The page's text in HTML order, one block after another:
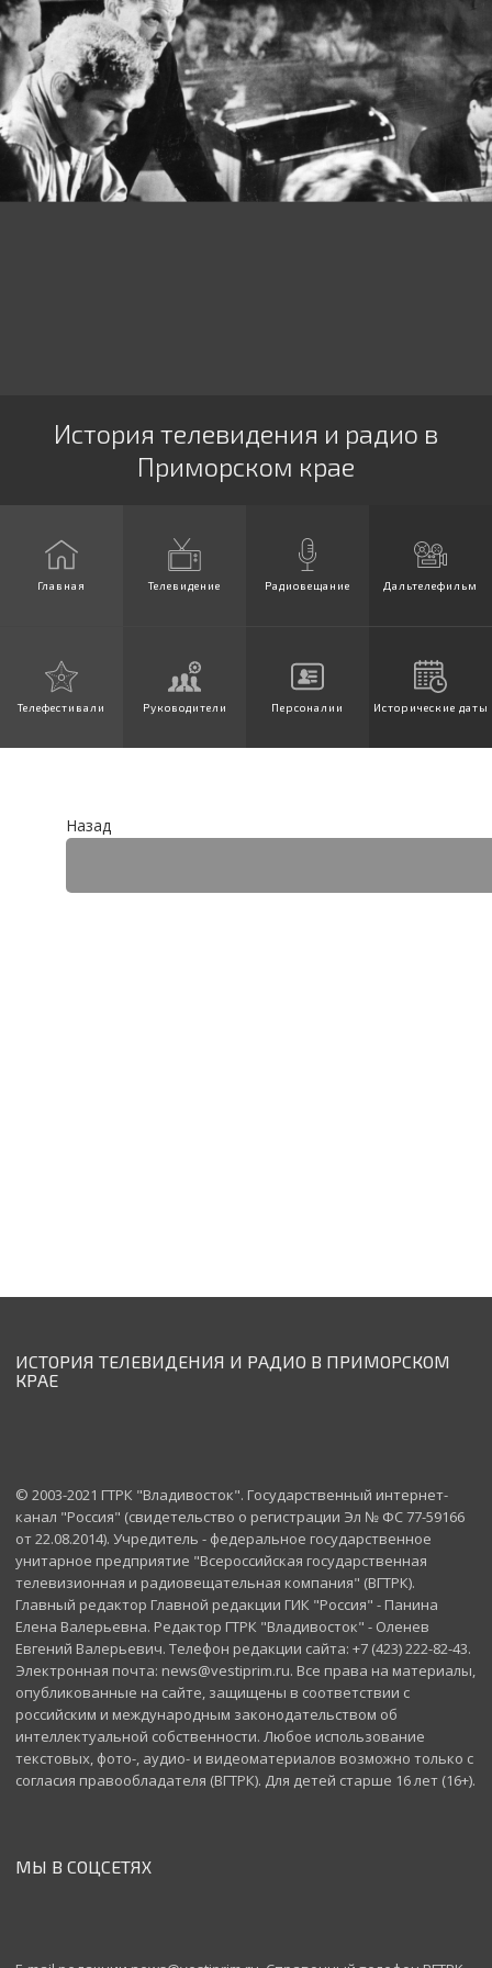
История телевидения и радио в
Приморском крае
Главная Телевидение Радиовещание Дальтелефильм
Телефестивали Руководители Персоналии Исторические даты
Назад
ИСТОРИЯ ТЕЛЕВИДЕНИЯ И РАДИО В ПРИМОРСКОМ
КРАЕ
© 2003-2021 ГТРК "Владивосток". Государственный интернет-
канал "Россия" (свидетельство о регистрации Эл № ФС 77-59166
от 22.08.2014). Учредитель - федеральное государственное
унитарное предприятие "Всероссийская государственная
телевизионная и радиовещательная компания" (ВГТРК).
Главный редактор Главной редакции ГИК "Россия" - Панина
Елена Валерьевна. Редактор ГТРК "Владивосток" - Оленев
Евгений Валерьевич. Телефон редакции сайта: +7 (423) 222-82-43.
Электронная почта: news@vestiprim.ru. Все права на материалы,
опубликованные на сайте, защищены в соответствии с
российским и международным законодательством об
интеллектуальной собственности. Любое использование
текстовых, фото-, аудио- и видеоматериалов возможно только с
согласия правообладателя (ВГТРК). Для детей старше 16 лет (16+).
МЫ В СОЦСЕТЯХ